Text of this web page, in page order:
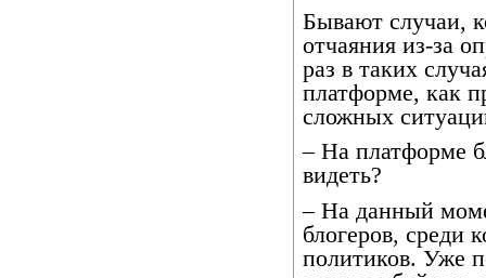
Бывают случаи,
отчаяния из-за
раз в таких
платформе, как
сложных
– На платформе
видеть?
– На данный
блогеров, среди
политиков. Уже